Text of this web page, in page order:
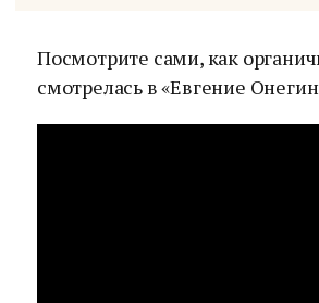
Посмотрите сами, как
смотрелась в «Евгение